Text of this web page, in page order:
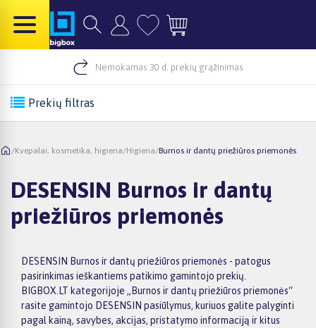
Nemokamas 30 d. prekių grąžinimas
Prekių filtras
/Kvepalai, kosmetika, higiena/Higiena/Burnos ir dantų priežiūros priemonės
DESENSIN Burnos ir dantų
priežiūros priemonės
DESENSIN Burnos ir dantų priežiūros priemonės - patogus
pasirinkimas ieškantiems patikimo gamintojo prekių.
BIGBOX.LT kategorijoje „Burnos ir dantų priežiūros priemonės“
rasite gamintojo DESENSIN pasiūlymus, kuriuos galite palyginti
pagal kainą, savybes, akcijas, pristatymo informaciją ir kitus